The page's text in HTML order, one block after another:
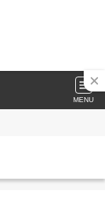
MENU